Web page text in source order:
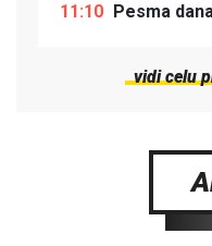
11:10 Pesma
vidi celu